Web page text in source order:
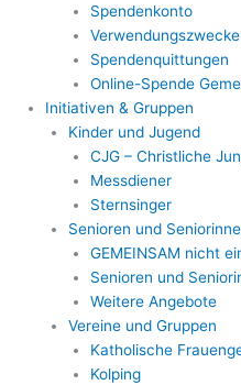
Spendenkonto
Verwendungszwecke
Spendenquittungen
Online-Spende
Initiativen & Gruppen
Kinder und Jugend
CJG – Christliche
Messdiener
Sternsinger
Senioren und
GEMEINSAM nicht
Senioren und
Weitere Angebote
Vereine und Gruppen
Katholische
Kolping